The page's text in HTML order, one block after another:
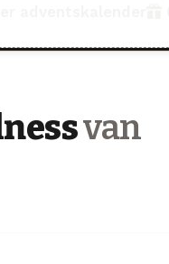
van